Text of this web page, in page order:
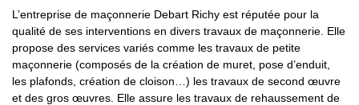
L’entreprise de maçonnerie Debart Richy est réputée pour la
qualité de ses interventions en divers travaux de maçonnerie. Elle
propose des services variés comme les travaux de petite
maçonnerie (composés de la création de muret, pose d’enduit,
les plafonds, création de cloison…) les travaux de second œuvre
et des gros œuvres. Elle assure les travaux de rehaussement de